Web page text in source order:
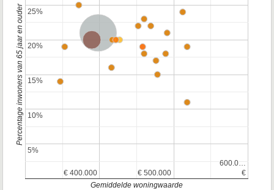
Nederland
Provincie Zuid-Holland
€ 400.000
€ 400.000 € 500.000
€ 500.000 €
€
600.0…
600.0…
5%
5%
10%
10%
15%
15%
20%
20%
25%
25%
Gemiddelde woningwaarde
Percentage inwoners van 65 jaar en ouder